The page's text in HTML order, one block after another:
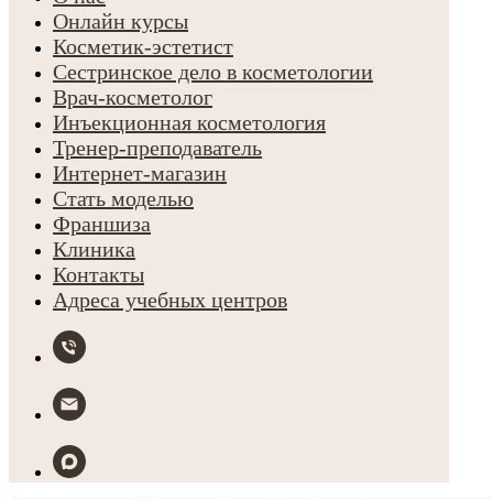
Онлайн курсы
Косметик-эстетист
Сестринское дело в косметологии
Врач-косметолог
Инъекционная косметология
Тренер-преподаватель
Интернет-магазин
Стать моделью
Франшиза
Клиника
Контакты
Адреса учебных центров